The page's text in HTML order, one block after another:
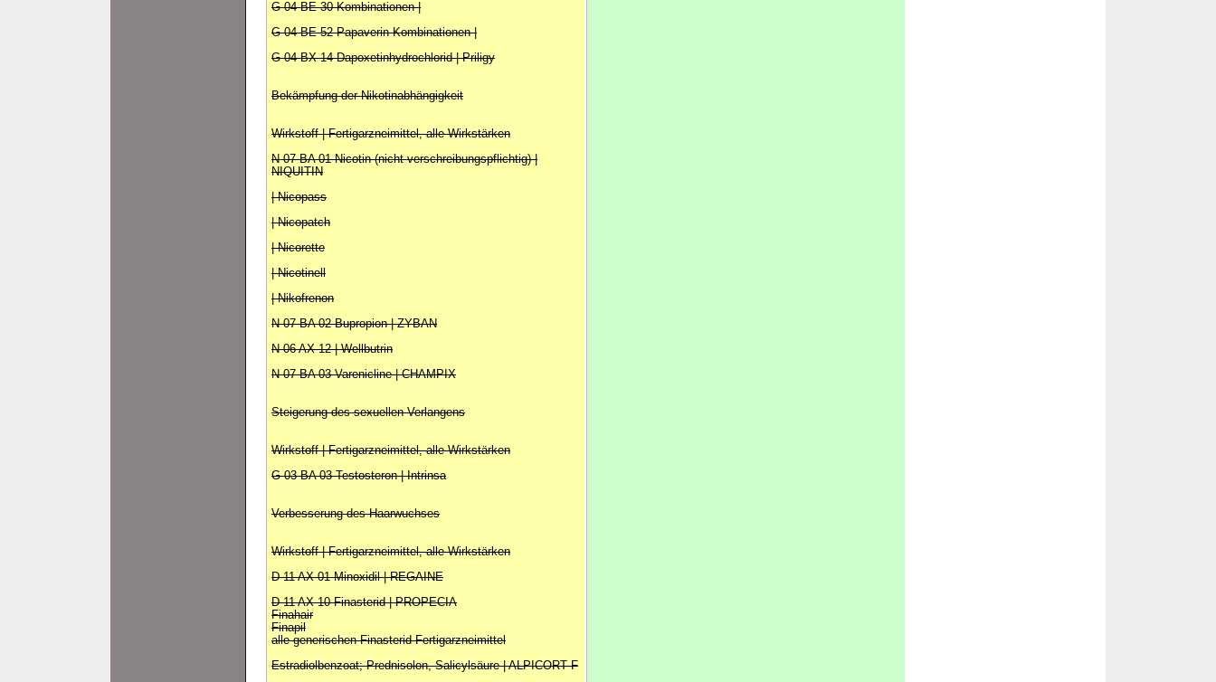
G 04 BE 30 Kombinationen |
G 04 BE 52 Papaverin Kombinationen |
G 04 BX 14 Dapoxetinhydrochlorid | Priligy
Bekämpfung der Nikotinabhängigkeit
Wirkstoff | Fertigarzneimittel, alle Wirkstärken
N 07 BA 01 Nicotin (nicht verschreibungspflichtig) |
NIQUITIN
| Nicopass
| Nicopatch
| Nicorette
| Nicotinell
| Nikofrenon
N 07 BA 02 Bupropion | ZYBAN
N 06 AX 12 | Wellbutrin
N 07 BA 03 Varenicline | CHAMPIX
Steigerung des sexuellen Verlangens
Wirkstoff | Fertigarzneimittel, alle Wirkstärken
G 03 BA 03 Testosteron | Intrinsa
Verbesserung des Haarwuchses
Wirkstoff | Fertigarzneimittel, alle Wirkstärken
D 11 AX 01 Minoxidil | REGAINE
D 11 AX 10 Finasterid | PROPECIA
Finahair
Finapil
alle generischen Finasterid-Fertigarzneimittel
Estradiolbenzoat; Prednisolon, Salicylsäure | ALPICORT F